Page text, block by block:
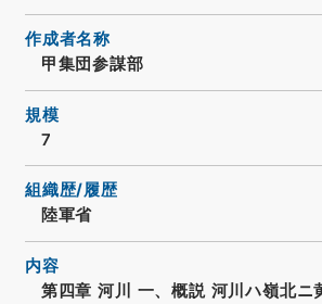
作成者名称
甲集団参謀部
規模
7
組織歴/履歴
陸軍省
内容
第四章 河川 一、概説 河川ハ嶺北ニ